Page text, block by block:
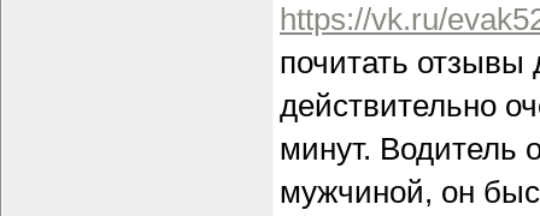
https://vk.ru/
почитать отзывы
действительно
минут. Водитель
мужчиной, он